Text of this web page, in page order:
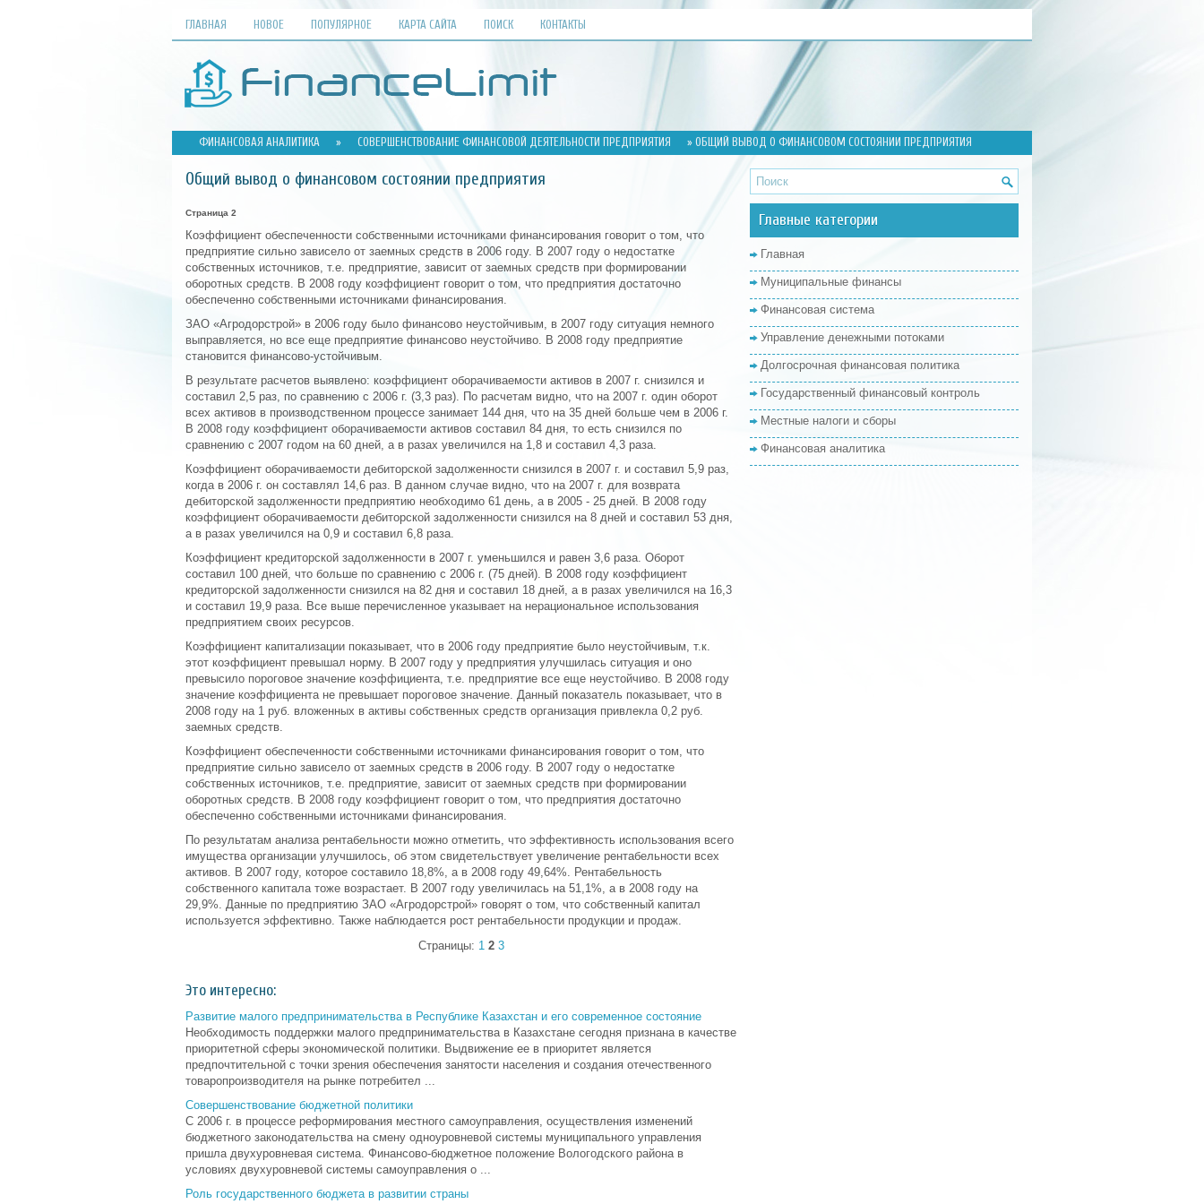
ГЛАВНАЯ НОВОЕ ПОПУЛЯРНОЕ КАРТА САЙТА ПОИСК КОНТАКТЫ
ФИНАНСОВАЯ АНАЛИТИКА » СОВЕРШЕНСТВОВАНИЕ ФИНАНСОВОЙ ДЕЯТЕЛЬНОСТИ ПРЕДПРИЯТИЯ » ОБЩИЙ ВЫВОД О ФИНАНСОВОМ СОСТОЯНИИ ПРЕДПРИЯТИЯ
Общий вывод о финансовом состоянии предприятия
Страница 2
Коэффициент обеспеченности собственными источниками финансирования говорит о том, что
предприятие сильно зависело от заемных средств в 2006 году. В 2007 году о недостатке
собственных источников, т.е. предприятие, зависит от заемных средств при формировании
оборотных средств. В 2008 году коэффициент говорит о том, что предприятия достаточно
обеспеченно собственными источниками финансирования.
ЗАО «Агродорстрой» в 2006 году было финансово неустойчивым, в 2007 году ситуация немного
выправляется, но все еще предприятие финансово неустойчиво. В 2008 году предприятие
становится финансово-устойчивым.
В результате расчетов выявлено: коэффициент оборачиваемости активов в 2007 г. снизился и
составил 2,5 раз, по сравнению с 2006 г. (3,3 раз). По расчетам видно, что на 2007 г. один оборот
всех активов в производственном процессе занимает 144 дня, что на 35 дней больше чем в 2006 г.
В 2008 году коэффициент оборачиваемости активов составил 84 дня, то есть снизился по
сравнению с 2007 годом на 60 дней, а в разах увеличился на 1,8 и составил 4,3 раза.
Коэффициент оборачиваемости дебиторской задолженности снизился в 2007 г. и составил 5,9 раз,
когда в 2006 г. он составлял 14,6 раз. В данном случае видно, что на 2007 г. для возврата
дебиторской задолженности предприятию необходимо 61 день, а в 2005 - 25 дней. В 2008 году
коэффициент оборачиваемости дебиторской задолженности снизился на 8 дней и составил 53 дня,
а в разах увеличился на 0,9 и составил 6,8 раза.
Коэффициент кредиторской задолженности в 2007 г. уменьшился и равен 3,6 раза. Оборот
составил 100 дней, что больше по сравнению с 2006 г. (75 дней). В 2008 году коэффициент
кредиторской задолженности снизился на 82 дня и составил 18 дней, а в разах увеличился на 16,3
и составил 19,9 раза. Все выше перечисленное указывает на нерациональное использования
предприятием своих ресурсов.
Коэффициент капитализации показывает, что в 2006 году предприятие было неустойчивым, т.к.
этот коэффициент превышал норму. В 2007 году у предприятия улучшилась ситуация и оно
превысило пороговое значение коэффициента, т.е. предприятие все еще неустойчиво. В 2008 году
значение коэффициента не превышает пороговое значение. Данный показатель показывает, что в
2008 году на 1 руб. вложенных в активы собственных средств организация привлекла 0,2 руб.
заемных средств.
Коэффициент обеспеченности собственными источниками финансирования говорит о том, что
предприятие сильно зависело от заемных средств в 2006 году. В 2007 году о недостатке
собственных источников, т.е. предприятие, зависит от заемных средств при формировании
оборотных средств. В 2008 году коэффициент говорит о том, что предприятия достаточно
обеспеченно собственными источниками финансирования.
По результатам анализа рентабельности можно отметить, что эффективность использования всего
имущества организации улучшилось, об этом свидетельствует увеличение рентабельности всех
активов. В 2007 году, которое составило 18,8%, а в 2008 году 49,64%. Рентабельность
собственного капитала тоже возрастает. В 2007 году увеличилась на 51,1%, а в 2008 году на
29,9%. Данные по предприятию ЗАО «Агродорстрой» говорят о том, что собственный капитал
используется эффективно. Также наблюдается рост рентабельности продукции и продаж.
Страницы: 1 2 3
Это интересно:
Развитие малого предпринимательства в Республике Казахстан и его современное состояние
Необходимость поддержки малого предпринимательства в Казахстане сегодня признана в качестве
приоритетной сферы экономической политики. Выдвижение ее в приоритет является
предпочтительной с точки зрения обеспечения занятости населения и создания отечественного
товаропроизводителя на рынке потребител ...
Совершенствование бюджетной политики
С 2006 г. в процессе реформирования местного самоуправления, осуществления изменений
бюджетного законодательства на смену одноуровневой системы муниципального управления
пришла двухуровневая система. Финансово-бюджетное положение Вологодского района в
условиях двухуровневой системы самоуправления о ...
Роль государственного бюджета в развитии страны
Главные категории
Главная
Муниципальные финансы
Финансовая система
Управление денежными потоками
Долгосрочная финансовая политика
Государственный финансовый контроль
Местные налоги и сборы
Финансовая аналитика